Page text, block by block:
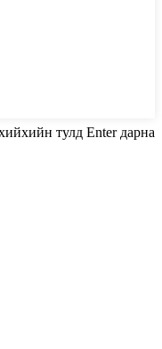
тулд Enter дарна